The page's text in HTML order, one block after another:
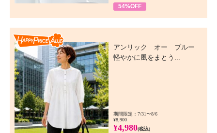
54%OFF
アンリック オー ブルー
軽やかに風をまとう...
期間限定：7/31〜8/6
¥8,900
¥4,980(税込)